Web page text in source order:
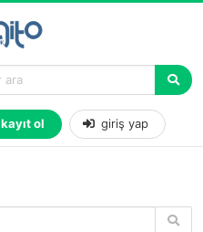
kayıt ol giriş yap